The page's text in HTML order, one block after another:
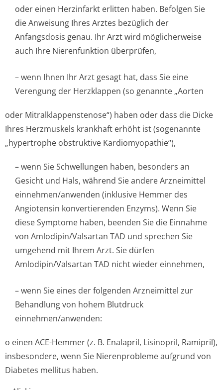
oder einen Herzinfarkt erlitten haben. Befolgen Sie
die Anweisung Ihres Arztes bezüglich der
Anfangsdosis genau. Ihr Arzt wird möglicherweise
auch Ihre Nierenfunktion überprüfen,
– wenn Ihnen Ihr Arzt gesagt hat, dass Sie eine
Verengung der Herzklappen (so genannte „Aorten
oder Mitralklappen­stenose“) haben oder dass die Dicke
Ihres Herzmuskels krankhaft erhöht ist (sogenannte
„hypertrophe obstruktive Kardiomyopathie“),
– wenn Sie Schwellungen haben, besonders an
Gesicht und Hals, während Sie andere Arzneimittel
einnehmen/anwenden (inklusive Hemmer des
Angiotensin konvertierenden Enzyms). Wenn Sie
diese Symptome haben, beenden Sie die Einnahme
von Amlodipin/Valsartan TAD und sprechen Sie
umgehend mit Ihrem Arzt. Sie dürfen
Amlodipin/Valsartan TAD nicht wieder einnehmen,
– wenn Sie eines der folgenden Arzneimittel zur
Behandlung von hohem Blutdruck
einnehmen/anwenden:
o einen ACE-Hemmer (z. B. Enalapril, Lisinopril, Ramipril),
insbesondere, wenn Sie Nierenprobleme aufgrund von
Diabetes mellitus haben.